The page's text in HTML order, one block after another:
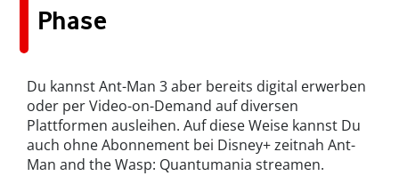
Phase
Du kannst Ant-Man 3 aber bereits digital erwerben
oder per Video-on-Demand auf diversen
Plattformen ausleihen. Auf diese Weise kannst Du
auch ohne Abonnement bei Disney+ zeitnah Ant-
Man and the Wasp: Quantumania streamen.